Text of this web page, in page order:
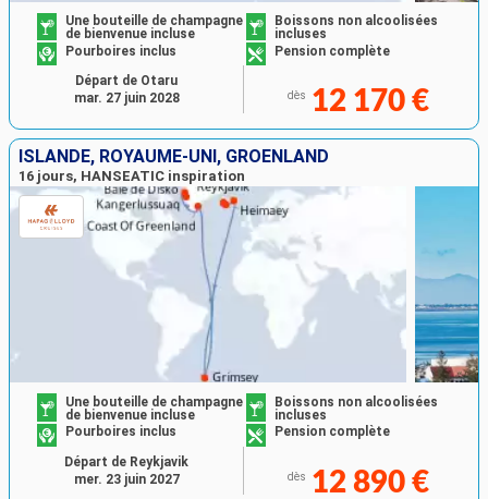
Une bouteille de champagne
de bienvenue incluse
Boissons non alcoolisées
incluses
Pourboires inclus
Pension complète
dès 12 170 €
Départ de Otaru
mar. 27 juin 2028
ISLANDE, ROYAUME-UNI, GRÖENLAND
16 jours, HANSEATIC inspiration
Une bouteille de champagne
de bienvenue incluse
Boissons non alcoolisées
incluses
Pourboires inclus
Pension complète
dès 12 890 €
Départ de Reykjavik
mer. 23 juin 2027